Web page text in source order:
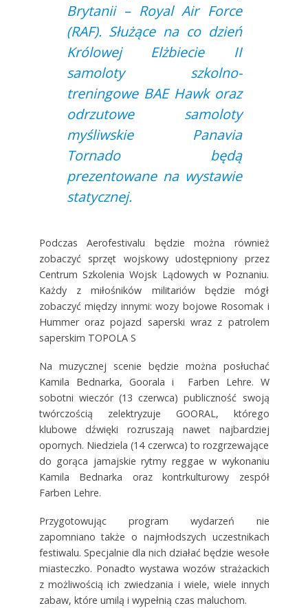
Brytanii – Royal Air Force
(RAF). Służące na co dzień
Królowej Elżbiecie II
samoloty szkolno-
treningowe BAE Hawk oraz
odrzutowe samoloty
myśliwskie Panavia
Tornado będą
prezentowane na wystawie
statycznej.
Podczas Aerofestivalu będzie można również
zobaczyć sprzęt wojskowy udostępniony przez
Centrum Szkolenia Wojsk Lądowych w Poznaniu.
Każdy z miłośników militariów będzie mógł
zobaczyć między innymi: wozy bojowe Rosomak i
Hummer oraz pojazd saperski wraz z patrolem
saperskim TOPOLA S
Na muzycznej scenie będzie można posłuchać
Kamila Bednarka, Goorala i Farben Lehre. W
sobotni wieczór (13 czerwca) publiczność swoją
twórczością zelektryzuje GOORAL, którego
klubowe dźwięki rozruszają nawet najbardziej
opornych. Niedziela (14 czerwca) to rozgrzewające
do gorąca jamajskie rytmy reggae w wykonaniu
Kamila Bednarka oraz kontrkulturowy zespół
Farben Lehre.
Przygotowując program wydarzeń nie
zapomniano także o najmłodszych uczestnikach
festiwalu. Specjalnie dla nich działać będzie wesołe
miasteczko. Ponadto wystawa wozów strażackich
z możliwością ich zwiedzania i wiele, wiele innych
zabaw, które umilą i wypełnią czas maluchom.